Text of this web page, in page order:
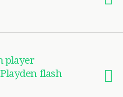
player
flash